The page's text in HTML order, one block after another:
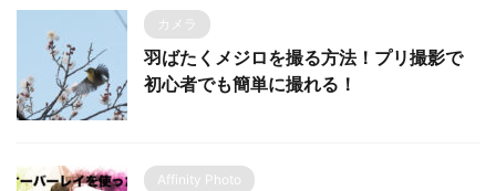
カメラ
羽ばたくメジロを撮る方法！プリ撮影で
初心者でも簡単に撮れる！
Affinity Photo